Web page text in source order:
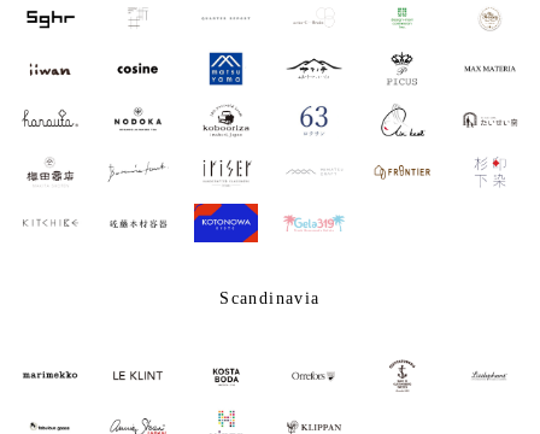
Scandinavia